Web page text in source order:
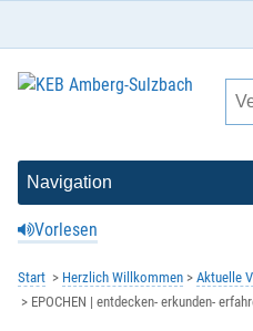
Vorlesen
Start Herzlich Willkommen
Aktuelle
EPOCHEN | entdecken- erkunden-